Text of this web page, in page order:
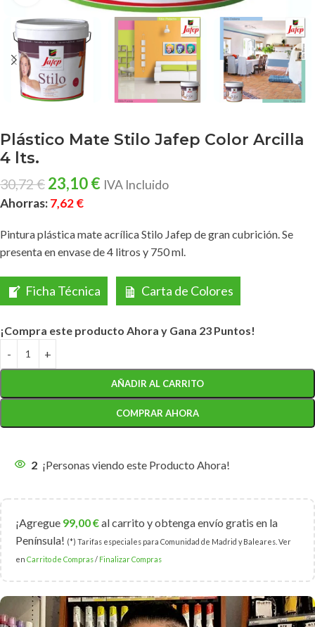
Plástico Mate Stilo Jafep Color Arcilla
4 lts.
30,72€ 23,10€ IVA Incluido
Ahorras:7,62€
Pintura plástica mate acrílica Stilo Jafep de gran cubrición. Se
presenta en envase de 4 litros y 750 ml.
Ficha Técnica Carta de Colores
¡Compra este producto Ahora y Gana 23 Puntos!
AÑADIR AL CARRITO
COMPRAR AHORA
2 ¡Personas viendo este Producto Ahora!
¡Agregue 99,00€al carrito y obtenga envío gratis en la
Península! (*) Tarifas especiales para Comunidad de Madrid y Baleares. Ver
en Carrito de Compras/ Finalizar Compras